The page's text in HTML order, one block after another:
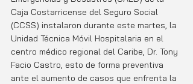
Caja Costarricense del Seguro Social
(CCSS) instalaron durante este martes, la
Unidad Técnica Móvil Hospitalaria en el
centro médico regional del Caribe, Dr. Tony
Facio Castro, esto de forma preventiva
ante el aumento de casos que enfrenta la